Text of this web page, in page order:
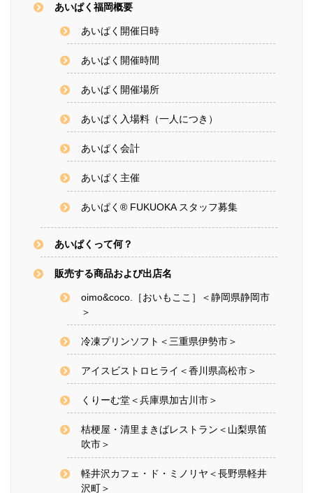
あいぱく福岡概要
あいぱく開催日時
あいぱく開催時間
あいぱく開催場所
あいぱく入場料（一人につき）
あいぱく会計
あいぱく主催
あいぱく® FUKUOKA スタッフ募集
あいぱくって何？
販売する商品および出店名
oimo&coco.［おいもここ］＜静岡県静岡市
＞
冷凍プリンソフト＜三重県伊勢市＞
アイスビストロヒライ＜香川県高松市＞
くりーむ堂＜兵庫県加古川市＞
桔梗屋・清里まきばレストラン＜山梨県笛
吹市＞
軽井沢カフェ・ド・ミノリヤ＜長野県軽井
沢町＞